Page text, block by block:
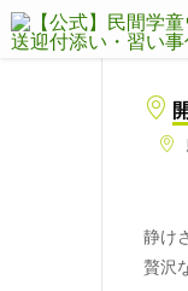
静け
贅沢